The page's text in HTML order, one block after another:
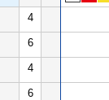
4
6
4
6